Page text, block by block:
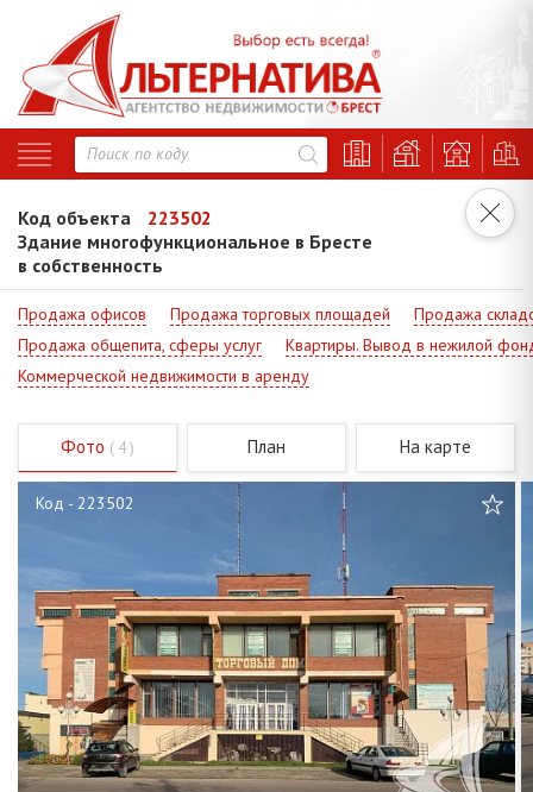
Код объекта
223502
Здание многофункциональное в Бресте
в собственность
Продажа офисов Продажа торговых площадей
Продажа
Продажа общепита, сферы услуг
Квартиры. Вывод в нежилой
Коммерческой недвижимости в аренду
Фото ( 4 ) План На карте
Код - 223502